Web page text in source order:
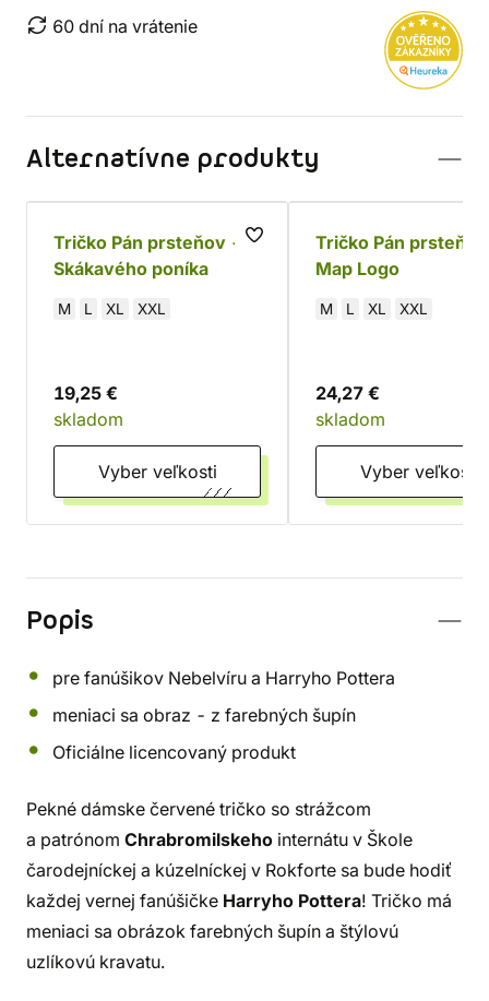
60 dní na vrátenie
Alternatívne produkty
Tričko Pán prsteňov - U
Skákavého poníka
M L XL XXL
19,25 €
skladom
Vyber veľkosti
Tričko Pán
Map Logo
M L XL XXL
24,27 €
skladom
Vyber veľkosti
Popis
pre fanúšikov Nebelvíru a Harryho Pottera
meniaci sa obraz - z farebných šupín
Oficiálne licencovaný produkt
Pekné dámske červené tričko so strážcom
a patrónom Chrabromilskeho internátu v Škole
čarodejníckej a kúzelníckej v Rokforte sa bude hodiť
každej vernej fanúšičke Harryho Pottera! Tričko má
meniaci sa obrázok farebných šupín a štýlovú
uzlíkovú kravatu.